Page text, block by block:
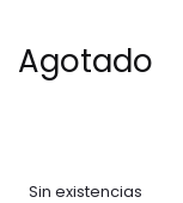
Agotado
Sin existencias